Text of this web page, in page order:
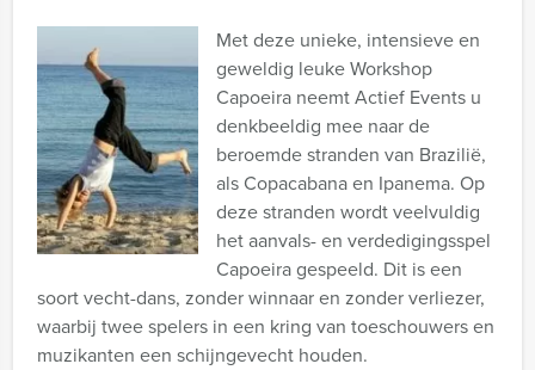
Met deze unieke, intensieve en
geweldig leuke Workshop
Capoeira neemt Actief Events u
denkbeeldig mee naar de
beroemde stranden van Brazilië,
als Copacabana en Ipanema. Op
deze stranden wordt veelvuldig
het aanvals- en verdedigingsspel
Capoeira gespeeld. Dit is een
soort vecht-dans, zonder winnaar en zonder verliezer,
waarbij twee spelers in een kring van toeschouwers en
muzikanten een schijngevecht houden.